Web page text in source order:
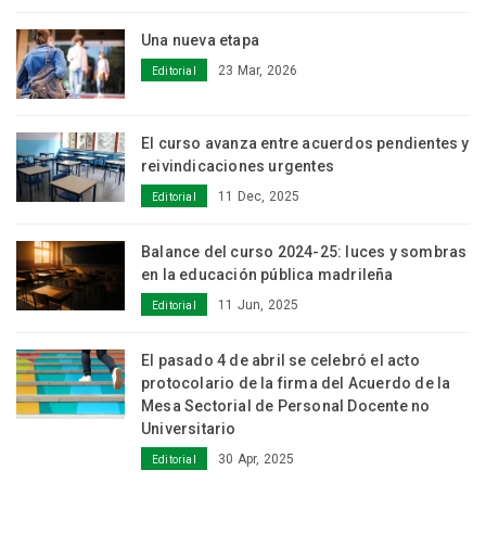
Una nueva etapa
Editorial 23 Mar, 2026
El curso avanza entre acuerdos pendientes y
reivindicaciones urgentes
Editorial 11 Dec, 2025
Balance del curso 2024-25: luces y sombras
en la educación pública madrileña
Editorial 11 Jun, 2025
El pasado 4 de abril se celebró el acto
protocolario de la firma del Acuerdo de la
Mesa Sectorial de Personal Docente no
Universitario
Editorial 30 Apr, 2025